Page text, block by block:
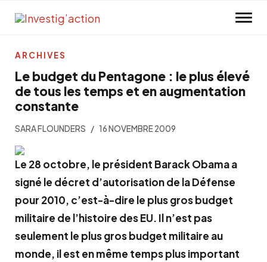
Le budget du Pentagone : le plus élevé
de tous les temps et en augmentation
constante
SARA FLOUNDERS 16 NOVEMBRE 2009
Le 28 octobre, le président Barack Obama a
signé le décret d’autorisation de la Défense
pour 2010, c’est-à-dire le plus gros budget
militaire de l’histoire des EU. Il n’est pas
seulement le plus gros budget militaire au
monde, il est en même temps plus important
ARCHIVES